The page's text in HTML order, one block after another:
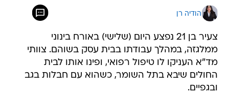
הודיה רן
צעיר בן 21 נפצע היום (שלישי) באורח בינוני
ממלגזה, במהלך עבודתו בבית עסק בשוהם. צוותי
מד"א העניקו לו טיפול רפואי, ופינו אותו לבית
החולים שיבא בתל השומר, כשהוא עם חבלות בגב
ובגפיים.